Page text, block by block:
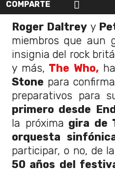
COMPARTE
Roger Daltrey y
miembros que aun
insignia del rock
y más, The Who,
Stone para
preparativos para
primero desde
la próxima gira de
orquesta
participar, o no, de
50 años del